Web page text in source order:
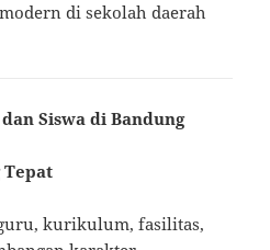
di sekolah daerah
Siswa di Bandung
Tepat
kurikulum, fasilitas,